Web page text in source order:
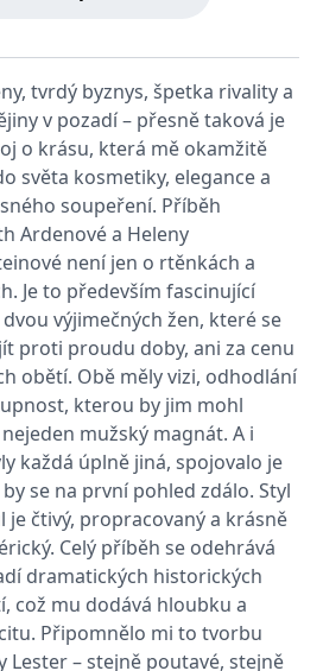
ekonomickou krizí.
Podzimkové.
tvrdý byznys, špetka rivality a
v pozadí – přesně taková je
o krásu, která mě okamžitě
světa kosmetiky, elegance a
soupeření. Příběh
Ardenové a Heleny
není jen o rtěnkách a
Je to především fascinující
výjimečných žen, které se
proti proudu doby, ani za cenu
obětí. Obě měly vizi, odhodlání
kterou by jim mohl
mužský magnát. A i
každá úplně jiná, spojovalo je
se na první pohled zdálo. Styl
je čtivý, propracovaný a krásně
Celý příběh se odehrává
dramatických historických
což mu dodává hloubku a
Připomnělo mi to tvorbu
Lester – stejně poutavé, stejně
vygenerovaného čísla
klienta. Je součástí
každého požadavku na
stránku na webu a slouží
k výpočtu údajů o
návštěvnících, relacích a
kampaních pro analytické
přehledy webů.
LLC
1 rok
1
měsíc
Označuje, zda je
návštěvník nový nebo se
vrací. Používá se ke
návštěvníků ve webové
analýze.
LLC
1 rok
měsíc
Ukládá identifikátor GUID
kontaktu souvisejícího s
aktuálním návštěvníkem
webu. Slouží ke
sledování aktivit na
webu.
Lze jej nastavit pomocí
vložených skriptů
Microsoft. Široce se věří,
že se synchronizuje s
mnoha různými
Microsoft, což umožňuje
sledování uživatelů.
Zavřením
Toto je soubor cookie
první strany společnosti
Microsoft MSN, který
používáme k měření
používání webu pro
interní analýzu.
7 dní
Toto je soubor cookie
první strany společnosti
Microsoft MSN, který
používáme k měření
používání webu pro
interní analýzu.
1 měsíc 1
den
Zjistěte, zda prohlížeč
uživatele podporuje
soubory cookie.
3 měsíce
Používá Facebook k
poskytování řady
reklamních produktů,
jako je nabízení cen v
reálném čase od
Toto je cookie první
Microsoft
.bing.com
1 rok
www.grada.cz
1 hodina
www.grada.cz
1 rok 1
měsíc
.grada.cz 1 rok